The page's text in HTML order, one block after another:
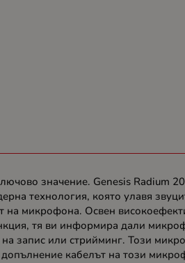
значение. Genesis Radium
технология, която улавя
на микрофона. Освен
тя ви информира дали
запис или стрийминг. Този
кабелът на този